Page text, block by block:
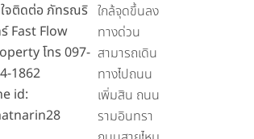
จติดต่อ ภัทรณริ
Fast Flow
โทร 097-
1862
id:
ใกล้จุดขึ้นลง
ทางด่วน
สามารถเดิน
ทางไปถนน
เพิ่มสิน ถนน
รามอินทรา